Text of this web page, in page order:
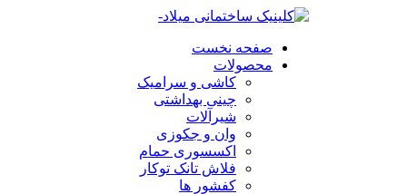
صفحه نخست
محصولات
کاشی و سرامیک
چینی بهداشتی
شیرآلات
وان و جکوزی
اکسسوری حمام
فلاش تانک توکار
کفشور ها